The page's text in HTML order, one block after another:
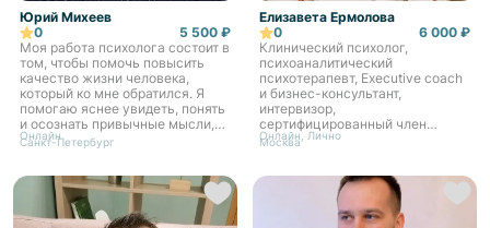
Юрий Михеев
0
5 500 ₽
Моя работа психолога состоит в
том, чтобы помочь повысить
качество жизни человека,
который ко мне обратился. Я
помогаю яснее увидеть, понять
и осознать привычные мысли,
чувства, способы действий и
Онлайн
Санкт-Петербург
Елизавета Ермолова
0
6 000 ₽
Клинический психолог,
психоаналитический
психотерапевт, Executive coach
и бизнес-консультант,
интервизор,
сертифицированный член
АПКБК
Онлайн, Лично
Москва